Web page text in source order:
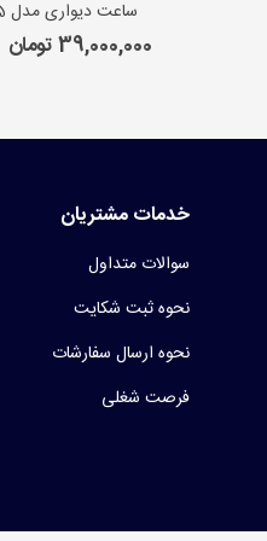
ساعت دیواری مدل iClock105
39,000,000 تومان
خدمات مشتریان
سوالات متداول
نحوه ثبت شکایت
نحوه ارسال سفارشات
فرصت شغلی